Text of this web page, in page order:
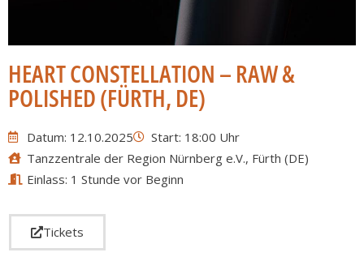
HEART CONSTELLATION – RAW &
POLISHED (FÜRTH, DE)
Datum: 12.10.2025
Start: 18:00 Uhr
Tanzzentrale der Region Nürnberg e.V., Fürth (DE)
Einlass: 1 Stunde vor Beginn
Tickets